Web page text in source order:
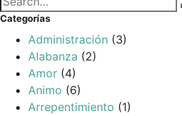
para:
Categorías
Administración (3)
Alabanza (2)
Amor (4)
Animo (6)
Arrepentimiento (1)